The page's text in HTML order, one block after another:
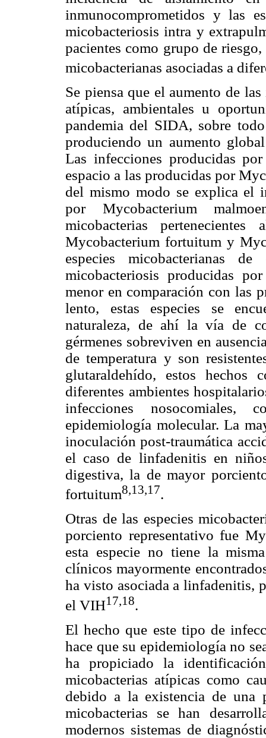
inmunocomprometidos y las
micobacteriosis intra y
pacientes como grupo de
micobacterianas asociadas a
Se piensa que el aumento de
atípicas, ambientales u
pandemia del SIDA, sobre
produciendo un aumento
Las infecciones producidas
espacio a las producidas por
del mismo modo se explica el
por Mycobacterium
micobacterias
Mycobacterium fortuitum y
especies micobacterianas
micobacteriosis producidas
menor en comparación con las
lento, estas especies se
naturaleza, de ahí la vía de
gérmenes sobreviven en
de temperatura y son
glutaraldehído, estos hechos
diferentes ambientes
infecciones nosocomiales,
epidemiología molecular. La
inoculación post-traumática
el caso de linfadenitis en
digestiva, la de mayor
fortuitum8,13,17.
Otras de las especies
porciento representativo fue
esta especie no tiene la
clínicos mayormente
ha visto asociada a linfadenitis,
el VIH17,18.
El hecho que este tipo de
hace que su epidemiología no
ha propiciado la
micobacterias atípicas como
debido a la existencia de una
micobacterias se han
modernos sistemas de